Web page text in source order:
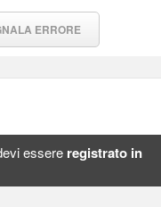
ERRORE
essere registrato in